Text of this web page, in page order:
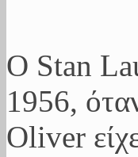
Ο Stan
1956,
Oliver